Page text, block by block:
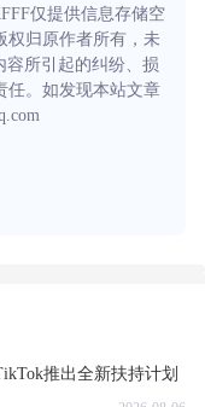
仅提供信息存储空
权归原作者所有，未
容所引起的纠纷、损
任。如发现本站文章
推出全新扶持计划